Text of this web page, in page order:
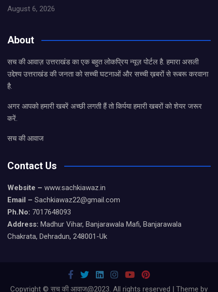
August 6, 2026
About
सच की आवाज़ उत्तराखंड का एक बहुत लोकप्रिय न्यूज़ पोर्टल है. हमारा असली
उद्देश्य उत्तराखंड की जनता को सच्ची घटनाओं और सच्ची ख़बरों से रूबरू करवाना
है.
अगर आपको हमारी खबरें अच्छी लगती हैं तो किर्पया हमारी खबरों को शेयर जरूर
करें.
सच की आवाज
Contact Us
Website – www.sachkiawaz.in
Email – Sachkiawaz22@gmail.com
Ph.No: 7017648093
Address: Madhur Vihar, Banjarawala Mafi, Banjarawala
Chakrata, Dehradun, 248001-Uk
Copyright © सच की आवाज@2023. All rights reserved | Theme by